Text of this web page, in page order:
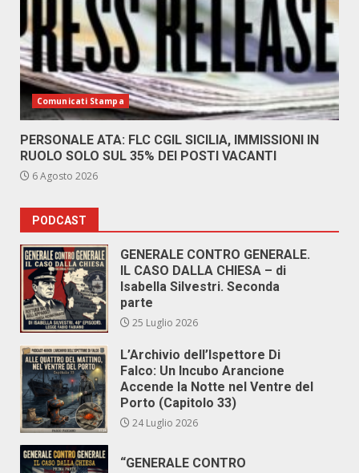
Comunicati Stampa
PERSONALE ATA: FLC CGIL SICILIA, IMMISSIONI IN
RUOLO SOLO SUL 35% DEI POSTI VACANTI
6 Agosto 2026
PODCAST
GENERALE CONTRO GENERALE.
IL CASO DALLA CHIESA – di
Isabella Silvestri. Seconda
parte
25 Luglio 2026
L’Archivio dell’Ispettore Di
Falco: Un Incubo Arancione
Accende la Notte nel Ventre del
Porto (Capitolo 33)
24 Luglio 2026
“GENERALE CONTRO